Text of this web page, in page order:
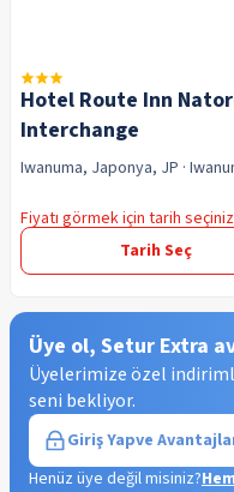
Hotel Route Inn
Interchange
Iwanuma, Japonya, JP ·
Fiyatı görmek için tarih seçiniz
Tarih Seç
Üye ol, Setur Extra
Üyelerimize özel
seni bekliyor.
Giriş Yapve
Henüz üye değil misiniz?